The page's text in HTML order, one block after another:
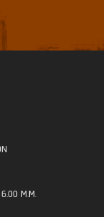
Μ.Μ.